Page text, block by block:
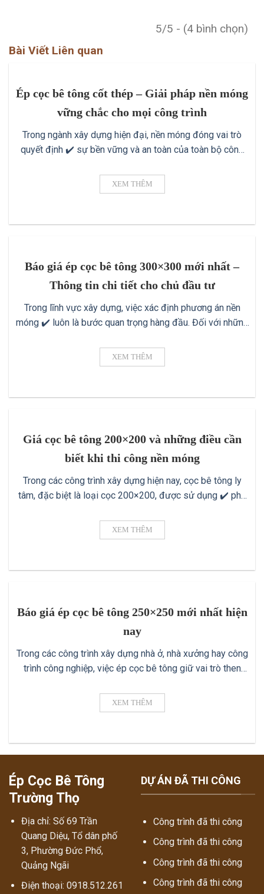
5/5 - (4 bình chọn)
Bài Viết Liên quan
Ép cọc bê tông cốt thép – Giải pháp nền móng
vững chắc cho mọi công trình
Trong ngành xây dựng hiện đại, nền móng đóng vai trò
quyết định ✔️ sự bền vững và an toàn của toàn bộ công
biến nhất để đảm bảo nền móng kiên cố ✔️ chính là ép
cọc bê tông cốt thép. Phương pháp này [...]
XEM THÊM
Báo giá ép cọc bê tông 300×300 mới nhất –
Thông tin chi tiết cho chủ đầu tư
Trong lĩnh vực xây dựng, việc xác định phương án nền
móng ✔️ luôn là bước quan trọng hàng đầu. Đối với những
300×300 là một trong những giải pháp được ưu tiên hàng
đầu vì khả năng chịu lực tốt, độ [...]
XEM THÊM
Giá cọc bê tông 200×200 và những điều cần
biết khi thi công nền móng
Trong các công trình xây dựng hiện nay, cọc bê tông ly
tâm, đặc biệt là loại cọc 200×200, được sử dụng ✔️ phổ
thuận tiện. Tuy nhiên, giá cọc bê tông 200×200 ✔️ luôn là
mối quan tâm hàng đầu của [...]
XEM THÊM
Báo giá ép cọc bê tông 250×250 mới nhất hiện
nay
Trong các công trình xây dựng nhà ở, nhà xưởng hay công
trình công nghiệp, việc ép cọc bê tông giữ vai trò then
tông kích thước 250x250mm là loại phổ biến được nhiều
chủ đầu tư lựa chọn. Vậy báo giá [...]
XEM THÊM
Ép Cọc Bê Tông
Trường Thọ
Địa chỉ: Số 69 Trần
Quang Diệu, Tổ dân phố
3, Phường Đức Phổ,
Quảng Ngãi
Điện thoại: 0918.512.261
DỰ ÁN ĐÃ THI CÔNG
Công trình đã thi công
Công trình đã thi công
Công trình đã thi công
Công trình đã thi công